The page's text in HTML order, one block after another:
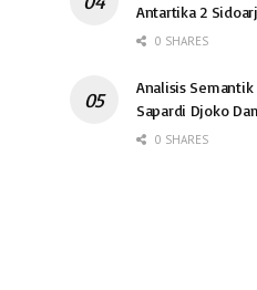
Antartika 2
0 SHARES
Analisis Semantik
Sapardi Djoko
0 SHARES